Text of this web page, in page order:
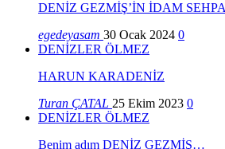
DENİZ GEZMİŞ’İN İDAM
egedeyasam 30 Ocak 2024 0
DENİZLER ÖLMEZ
HARUN KARADENİZ
Turan ÇATAL 25 Ekim 2023 0
DENİZLER ÖLMEZ
Benim adım DENİZ GEZMİŞ…